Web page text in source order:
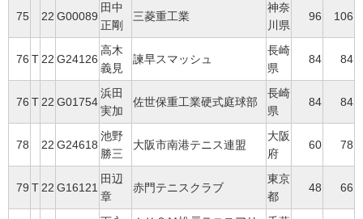
75 22 G00089
田中
正剛
三菱重工業
神奈
川県
96 106
76 T 22 G24126
高木
義見
諫早スマッシュ
長崎
県
84 84
76 T 22 G01754
浜田
実加
佐世保重工業硬式庭球部
長崎
県
84 84
78 22 G24618
池野
勝三
大阪市南港テニス連盟
大阪
府
60 78
79 T 22 G16121
田辺
章
赤門テニスクラブ
東京
都
48 66